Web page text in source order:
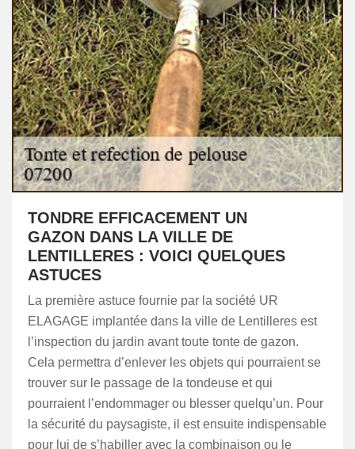
TONDRE EFFICACEMENT UN
GAZON DANS LA VILLE DE
LENTILLERES : VOICI QUELQUES
ASTUCES
La première astuce fournie par la société UR
ELAGAGE implantée dans la ville de Lentilleres est
l’inspection du jardin avant toute tonte de gazon.
Cela permettra d’enlever les objets qui pourraient se
trouver sur le passage de la tondeuse et qui
pourraient l’endommager ou blesser quelqu’un. Pour
la sécurité du paysagiste, il est ensuite indispensable
pour lui de s’habiller avec la combinaison ou le